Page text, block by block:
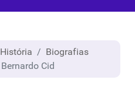
História
Biografias
Bernardo Cid